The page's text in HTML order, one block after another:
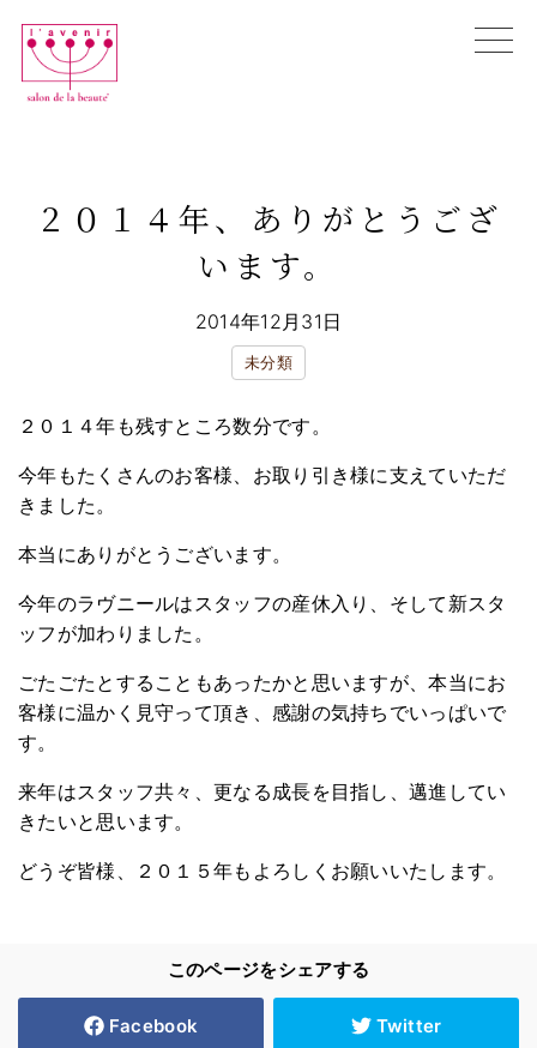
content
全ての施術メニュー お悩み別メニュー
オンラインカウンセリング
２０１４年、ありがとうござ
います。
2014年12月31日
未分類
２０１４年も残すところ数分です。
今年もたくさんのお客様、お取り引き様に支えていただ
きました。
本当にありがとうございます。
今年のラヴニールはスタッフの産休入り、そして新スタ
ッフが加わりました。
ごたごたとすることもあったかと思いますが、本当にお
客様に温かく見守って頂き、感謝の気持ちでいっぱいで
す。
来年はスタッフ共々、更なる成長を目指し、邁進してい
きたいと思います。
どうぞ皆様、２０１５年もよろしくお願いいたします。
このページをシェアする
Facebook Twitter